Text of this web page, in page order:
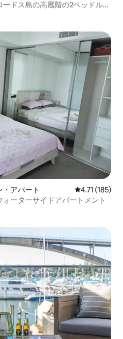
ードス島の高層階の2ベッドルー
アパート レビュー185
4.71 (185)
ーターサイドアパートメント